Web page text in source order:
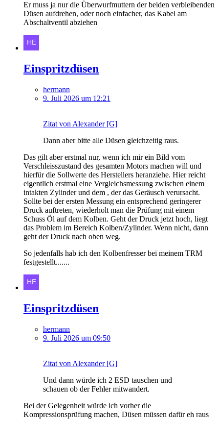
Er muss ja nur die Überwurfmuttern der beiden verbleibenden
Düsen aufdrehen, oder noch einfacher, das Kabel am
Abschaltventil abziehen
Einspritzdüsen
hermann
9. Juli 2026 um 12:21
Zitat von Alexander [G]
Dann aber bitte alle Düsen gleichzeitig raus.
Das gilt aber erstmal nur, wenn ich mir ein Bild vom
Verschleisszustand des gesamten Motors machen will und
hierfür die Sollwerte des Herstellers heranziehe. Hier reicht
eigentlich erstmal eine Vergleichsmessung zwischen einem
intakten Zylinder und dem , der das Geräusch verursacht.
Sollte bei der ersten Messung ein entsprechend geringerer
Druck auftreten, wiederholt man die Prüfung mit einem
Schuss Öl auf dem Kolben. Geht der Druck jetzt hoch, liegt
das Problem im Bereich Kolben/Zylinder. Wenn nicht, dann
geht der Druck nach oben weg.
So jedenfalls hab ich den Kolbenfresser bei meinem TRM
festgestellt.......
Einspritzdüsen
hermann
9. Juli 2026 um 09:50
Zitat von Alexander [G]
Und dann würde ich 2 ESD tauschen und
schauen ob der Fehler mitwandert.
Bei der Gelegenheit würde ich vorher die
Kompressionsprüfung machen, Düsen müssen dafür eh raus